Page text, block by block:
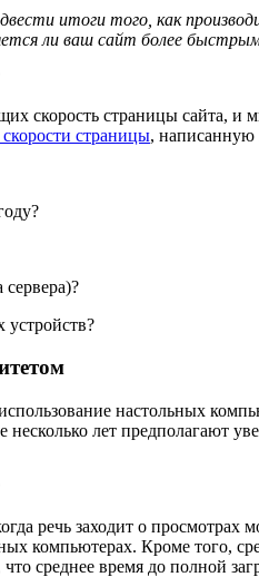
итоги того, как
ли ваш сайт более
скорость страницы сайта,
страницы, написанную
устройств?
настольных
лет предполагают
речь заходит о
компьютерах. Кроме того,
среднее время до полной